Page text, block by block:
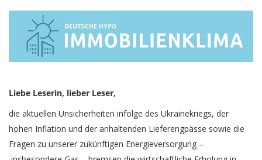
Liebe Leserin, lieber Leser,
die aktuellen Unsicherheiten infolge des Ukrainekriegs, der
hohen Inflation und der anhaltenden Lieferengpässe sowie die
Fragen zu unserer zukünftigen Energieversorgung –